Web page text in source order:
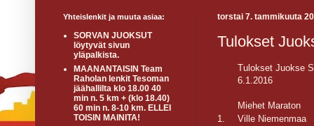
torstai 7. tammikuuta
Tulokset
Tulokset Juokse
6.1.2016
Miehet Maraton
1.
Ville Niemenmaa
Yhteislenkit ja muuta asiaa:
SORVAN JUOKSUT
löytyvät sivun
yläpalkista.
MAANANTAISIN Team
Raholan lenkit Tesoman
jäähallilta klo 18.00 40
min n. 5 km + (klo 18.40)
60 min n. 8-10 km. ELLEI
TOISIN MAINITA!